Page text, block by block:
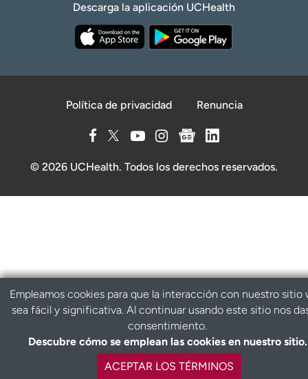
Descarga la aplicación UCHealth
Política de privacidad Renuncia
© 2026 UCHealth. Todos los derechos reservados.
Empleamos cookies para que la interacción con nuestro sitio
sea fácil y significativa. Al continuar usando este sitio nos
consentimiento.
Descubre cómo se emplean las cookies en nuestro sitio.
ACEPTAR LOS TÉRMINOS